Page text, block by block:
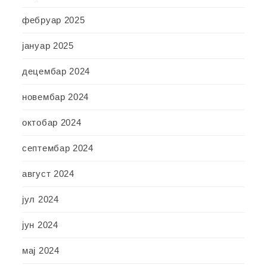
фебруар 2025
јануар 2025
децембар 2024
новембар 2024
октобар 2024
септембар 2024
август 2024
јул 2024
јун 2024
мај 2024